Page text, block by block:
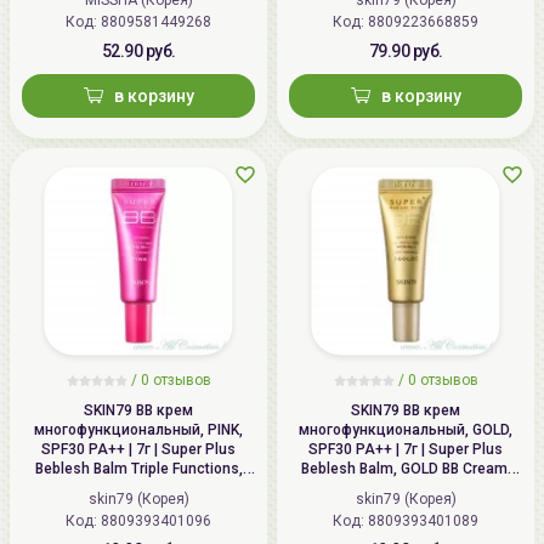
средство:пенка,гель
– которые
прекрасно очищают кожу, а утром Вы снова будете
сказочно блистать!
Код: 8809581449268
52.90 руб.
в корзину
Код: 8809223668859
79.90 руб.
в корзину
/ 0 отзывов
SKIN79 ВВ крем
многофункциональный, PINK,
SPF30 PA++ | 7г | Super Plus
Beblesh Balm Triple Functions,
PINK BB Cream, SPF30 PA++
skin79 (Корея)
Код: 8809393401096
/ 0 отзывов
SKIN79 ВВ крем
многофункциональный, GOLD,
SPF30 PA++ | 7г | Super Plus
Beblesh Balm, GOLD BB Cream,
SPF30 PA++
skin79 (Корея)
Код: 8809393401089